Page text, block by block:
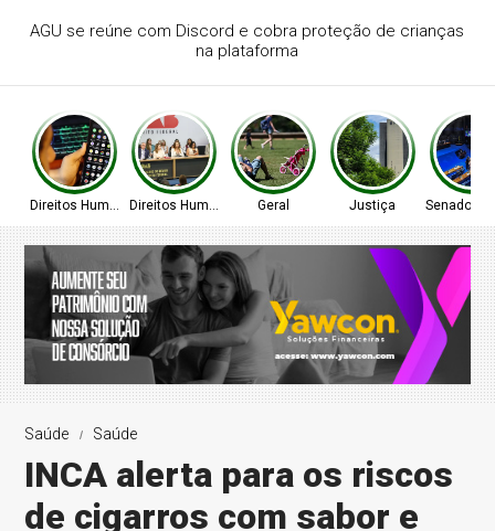
OAB/DF lança "violentômetro" sobre estágios da agressão
a mulheres
Direitos HumanosDireitos Humanos Geral Justiça Senado
Saúde Saúde
INCA alerta para os riscos
de cigarros com sabor e